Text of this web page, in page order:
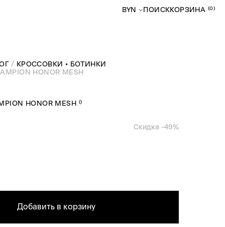
BYN ПОИСККОРЗИНА (0)
КРОССОВКИ • БОТИНКИ
HONOR MESH
HONOR MESH ()
Скидка -49%
Добавить в корзину